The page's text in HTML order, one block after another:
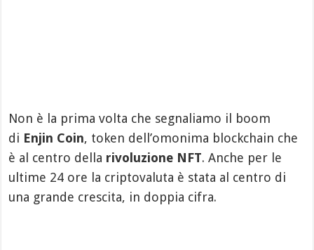
Non è la prima volta che segnaliamo il boom
di Enjin Coin, token dell’omonima blockchain che
è al centro della rivoluzione NFT. Anche per le
ultime 24 ore la criptovaluta è stata al centro di
una grande crescita, in doppia cifra.